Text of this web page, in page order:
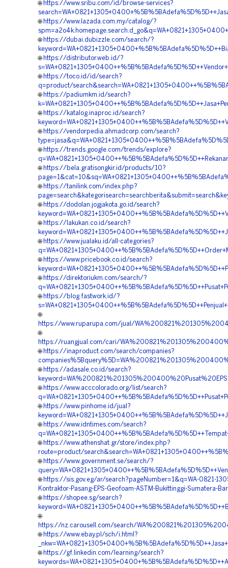
🌐 https://www.sribu.com/id/browse-services?
🌐 https://www.lazada.com.my/catalog/?
🌐 https://dubai.dubizzle.com/search/?
🌐 https://distributor.web.id/?
🌐 https://toco.id/id/search?
q=product/
🌐 https://padiumkm.id/search?
🌐 https://katalog.inaproc.id/search?
🌐 https://vendorpedia.ahmadcorp.com/search?
🌐 https://trends.google.com/trends/explore?
🌐 https://bela.gratisongkir.id/products/10?
🌐 https://tanilink.com/index.php?
🌐 https://dodolan.jogjakota.go.id/search?
🌐 https://lakukan.co.id/search?
🌐 https://www.jualaku.id/all-categories?
🌐 https://www.pricebook.co.id/search?
🌐 https://direktoriukm.com/search/?
🌐 https://blog.fastwork.id/?
🌐
https://www.ruparupa.com/jual/
🌐
https://ruangjual.com/cari/
🌐 https://inaproduct.com/search/companies?
🌐 https://adasale.co.id/search?
🌐 https://www.acccolorado.org/list/search?
🌐 https://www.pinhome.id/jual?
🌐 https://www.idntimes.com/search?
🌐 https://www.athenshat.gr/store/index.php?
route=product/
🌐 https://www.government.se/search/?
🌐 https://sis.gov.eg/ar/search?pageNumber=1&q=WA-0821-
Kontraktor-Pasang-EPS-Geofoam-ASTM-Bukittinggi-Sumatera-
🌐 https://shopee.sg/search?
🌐
https://nz.carousell.com/search/
🌐 https://www.ebay.pl/sch/i.html?
🌐 https://gf.linkedin.com/learning/search?